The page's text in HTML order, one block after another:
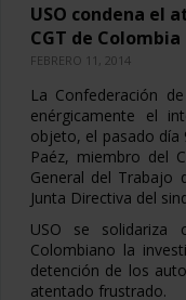
USO condena el
CGT de Colombia
FEBRERO 11, 2014
La Confederación
enérgicamente el
objeto, el pasado día
Paéz, miembro del
General del Trabajo
Junta Directiva del
USO se solidariza
Colombiano la
detención de los
atentado frustrado.